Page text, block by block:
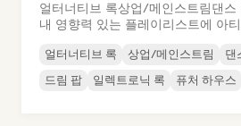
얼터너티브 록상업/메인스트림댄스
내 영향력 있는 플레이리스트에 아
얼터너티브 록 상업/메인스트림 댄
드림 팝
일렉트로닉 록 퓨처 하우스